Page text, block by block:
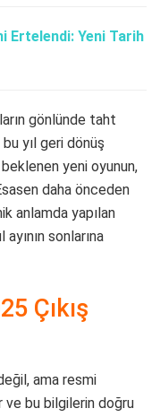
Ertelendi: Yeni Tarih
gönlünde taht
yıl geri dönüş
yeni oyunun,
daha önceden
anlamda yapılan
sonlarına
Çıkış
ama resmi
ve bu bilgilerin doğru